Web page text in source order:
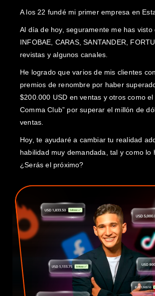
A los 22 fundé mi primer empresa en
Al día de hoy, seguramente me has visto
INFOBAE, CARAS, SANTANDER,
revistas y algunos canales.
He logrado que varios de mis clientes
premios de renombre por haber
$200.000 USD en ventas y otros como el
Comma Club” por superar el millón de
ventas.
Hoy, te ayudaré a cambiar tu realidad
habilidad muy demandada, tal y como lo
¿Serás el próximo?